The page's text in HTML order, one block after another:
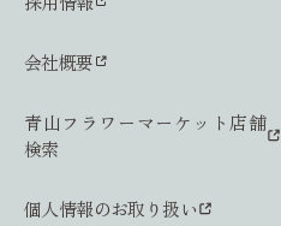
会社概要
青山フラワーマーケット店舗
検索
個人情報のお取り扱い